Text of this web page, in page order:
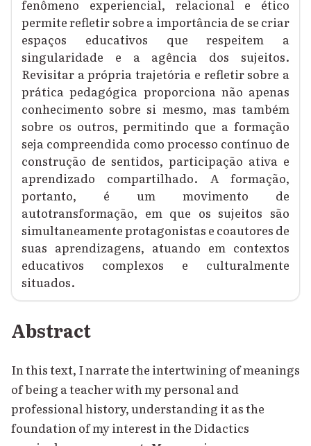
fenômeno experiencial, relacional e ético
permite refletir sobre a importância de se criar
espaços educativos que respeitem a
singularidade e a agência dos sujeitos.
Revisitar a própria trajetória e refletir sobre a
prática pedagógica proporciona não apenas
conhecimento sobre si mesmo, mas também
sobre os outros, permitindo que a formação
seja compreendida como processo contínuo de
construção de sentidos, participação ativa e
aprendizado compartilhado. A formação,
portanto, é um movimento de
autotransformação, em que os sujeitos são
simultaneamente protagonistas e coautores de
suas aprendizagens, atuando em contextos
educativos complexos e culturalmente
situados.
Abstract
In this text, I narrate the intertwining of meanings
of being a teacher with my personal and
professional history, understanding it as the
foundation of my interest in the Didactics